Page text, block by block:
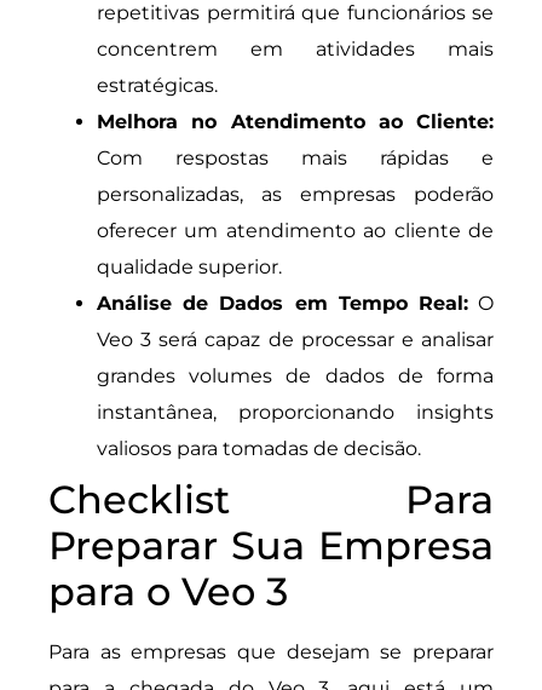
repetitivas permitirá que funcionários se
concentrem em atividades mais
estratégicas.
Melhora no Atendimento ao Cliente:
Com respostas mais rápidas e
personalizadas, as empresas poderão
oferecer um atendimento ao cliente de
qualidade superior.
Análise de Dados em Tempo Real:O
Veo 3 será capaz de processar e analisar
grandes volumes de dados de forma
instantânea, proporcionando insights
valiosos para tomadas de decisão.
Checklist Para
Preparar Sua Empresa
para o Veo 3
Para as empresas que desejam se preparar